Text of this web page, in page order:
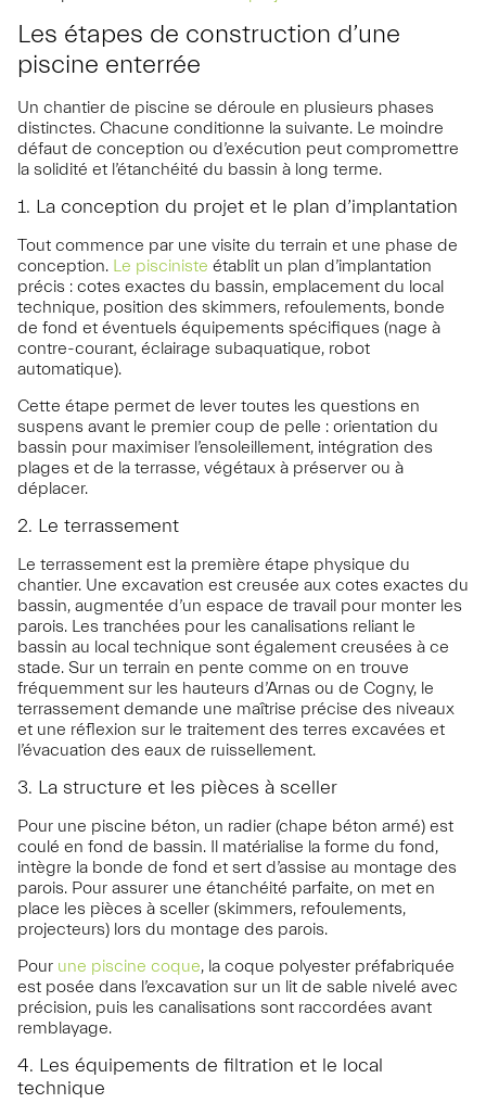
Les étapes de construction d’une
piscine enterrée
Un chantier de piscine se déroule en plusieurs phases
distinctes. Chacune conditionne la suivante. Le moindre
défaut de conception ou d’exécution peut compromettre
la solidité et l’étanchéité du bassin à long terme.
1. La conception du projet et le plan d’implantation
Tout commence par une visite du terrain et une phase de
conception. Le pisciniste établit un plan d’implantation
précis : cotes exactes du bassin, emplacement du local
technique, position des skimmers, refoulements, bonde
de fond et éventuels équipements spécifiques (nage à
contre-courant, éclairage subaquatique, robot
automatique).
Cette étape permet de lever toutes les questions en
suspens avant le premier coup de pelle : orientation du
bassin pour maximiser l’ensoleillement, intégration des
plages et de la terrasse, végétaux à préserver ou à
déplacer.
2. Le terrassement
Le terrassement est la première étape physique du
chantier. Une excavation est creusée aux cotes exactes du
bassin, augmentée d’un espace de travail pour monter les
parois. Les tranchées pour les canalisations reliant le
bassin au local technique sont également creusées à ce
stade. Sur un terrain en pente comme on en trouve
fréquemment sur les hauteurs d’Arnas ou de Cogny, le
terrassement demande une maîtrise précise des niveaux
et une réflexion sur le traitement des terres excavées et
l’évacuation des eaux de ruissellement.
3. La structure et les pièces à sceller
Pour une piscine béton, un radier (chape béton armé) est
coulé en fond de bassin. Il matérialise la forme du fond,
intègre la bonde de fond et sert d’assise au montage des
parois. Pour assurer une étanchéité parfaite, on met en
place les pièces à sceller (skimmers, refoulements,
projecteurs) lors du montage des parois.
Pour une piscine coque, la coque polyester préfabriquée
est posée dans l’excavation sur un lit de sable nivelé avec
précision, puis les canalisations sont raccordées avant
remblayage.
4. Les équipements de filtration et le local
technique